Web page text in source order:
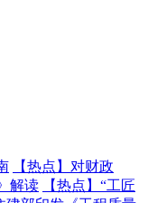
【热点】 对财政
解读
【热点】 “工匠